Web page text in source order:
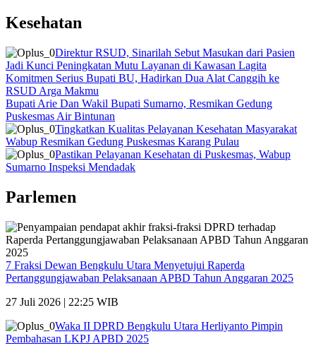
Kesehatan
Direktur RSUD, Sinarilah Sebut Masukan dari Pasien
Jadi Kunci Peningkatan Mutu Layanan di Kawasan Lagita
Komitmen Serius Bupati BU, Hadirkan Dua Alat Canggih ke
RSUD Arga Makmu
Bupati Arie Dan Wakil Bupati Sumarno, Resmikan Gedung
Puskesmas Air Bintunan
Tingkatkan Kualitas Pelayanan Kesehatan Masyarakat
Wabup Resmikan Gedung Puskesmas Karang Pulau
Pastikan Pelayanan Kesehatan di Puskesmas, Wabup
Sumarno Inspeksi Mendadak
Parlemen
7 Fraksi Dewan Bengkulu Utara Menyetujui Raperda
Pertanggungjawaban Pelaksanaan APBD Tahun Anggaran 2025
27 Juli 2026 | 22:25 WIB
Waka II DPRD Bengkulu Utara Herliyanto Pimpin
Pembahasan LKPJ APBD 2025